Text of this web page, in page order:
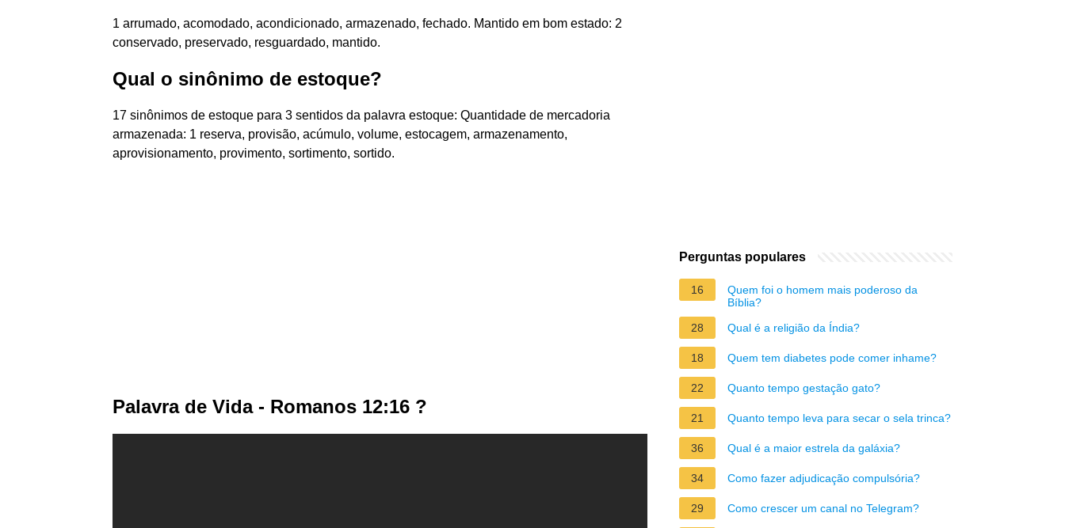
1 arrumado, acomodado, acondicionado, armazenado, fechado. Mantido em bom estado: 2
conservado, preservado, resguardado, mantido.
Qual o sinônimo de estoque?
17 sinônimos de estoque para 3 sentidos da palavra estoque: Quantidade de mercadoria
armazenada: 1 reserva, provisão, acúmulo, volume, estocagem, armazenamento,
aprovisionamento, provimento, sortimento, sortido.
Palavra de Vida - Romanos 12:16 ?
Perguntas populares
16
Quem foi o homem mais poderoso da
Bíblia?
28
Qual é a religião da Índia?
18 Quem tem diabetes pode comer inhame?
22 Quanto tempo gestação gato?
21 Quanto tempo leva para secar o sela trinca?
36 Qual é a maior estrela da galáxia?
34 Como fazer adjudicação compulsória?
29 Como crescer um canal no Telegram?